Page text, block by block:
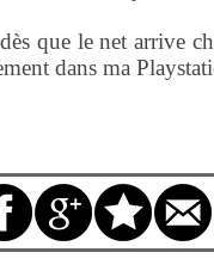
que le net arrive
dans ma